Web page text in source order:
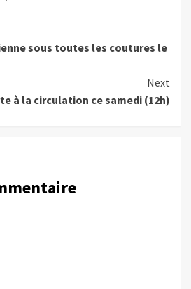
sous toutes les coutures le
Next
à la circulation ce samedi (12h)